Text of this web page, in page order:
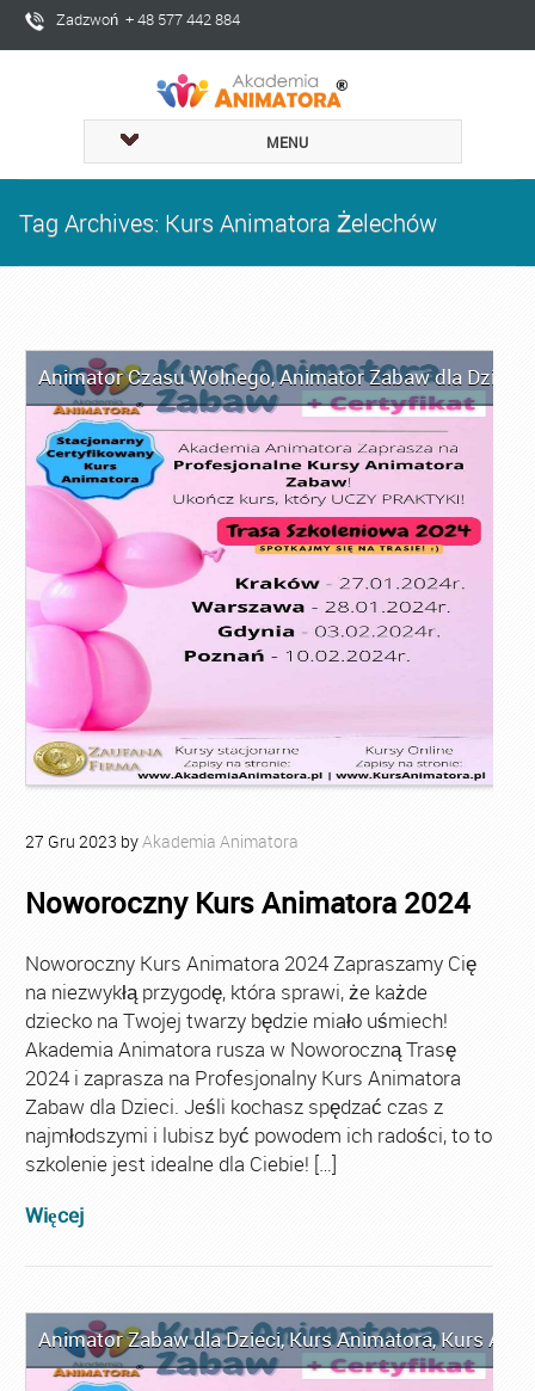
Zadzwoń + 48 577 442 884
MENU
Tag Archives: Kurs Animatora Żelechów
Animator Czasu Wolnego,Animator Zabaw dla Dzieci
27 Gru 2023 byAkademia Animatora
Noworoczny Kurs Animatora 2024
Noworoczny Kurs Animatora 2024 Zapraszamy Cię
na niezwykłą przygodę, która sprawi, że każde
dziecko na Twojej twarzy będzie miało uśmiech!
Akademia Animatora rusza w Noworoczną Trasę
2024 i zaprasza na Profesjonalny Kurs Animatora
Zabaw dla Dzieci. Jeśli kochasz spędzać czas z
najmłodszymi i lubisz być powodem ich radości, to to
szkolenie jest idealne dla Ciebie! […]
Więcej
Animator Zabaw dla Dzieci,Kurs Animatora,Kurs